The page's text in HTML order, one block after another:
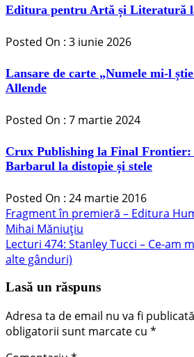
Editura pentru Artă și Literatură
Posted On : 3 iunie 2026
Lansare de carte „Numele mi-l
Allende
Posted On : 7 martie 2024
Crux Publishing la Final Frontier:
Barbarul la distopie și stele
Posted On : 24 martie 2016
Navigare
în
articole
Articolul
anterior:
Fragment în premieră – Editura
Mihai Măniuțiu
Articolul
următor:
Lecturi 474: Stanley Tucci – Ce-am
alte gânduri)
Lasă un răspuns
Adresa ta de email nu va fi
obligatorii sunt marcate cu *